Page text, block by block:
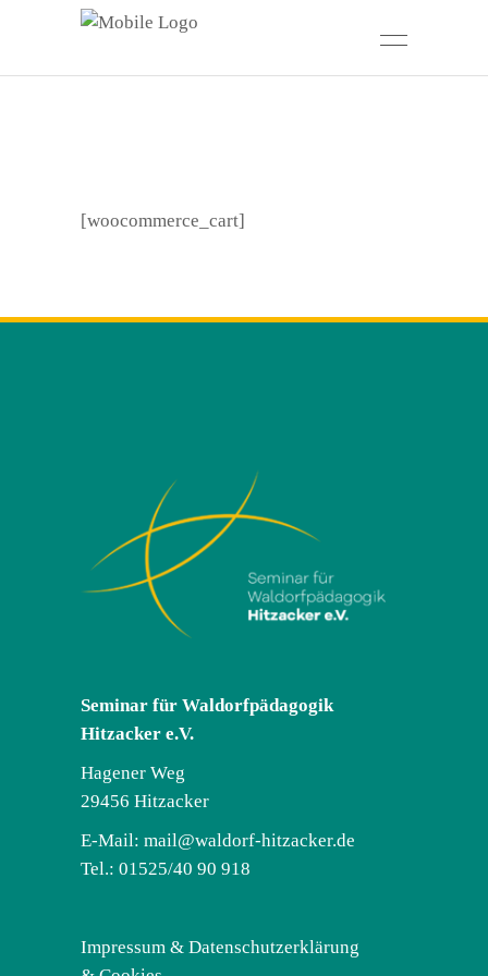
[woocommerce_cart]
Seminar für Waldorfpädagogik
Hitzacker e.V.
Hagener Weg
29456 Hitzacker
E-Mail: mail@waldorf-hitzacker.de
Tel.: 01525/40 90 918
Impressum & Datenschutzerklärung